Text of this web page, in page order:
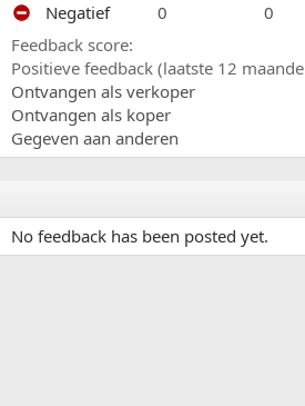
Negatief
0 0
Feedback score
Positieve feedback (laatste 12
Ontvangen als verkoper
Ontvangen als koper
Gegeven aan anderen
No feedback has been posted yet.